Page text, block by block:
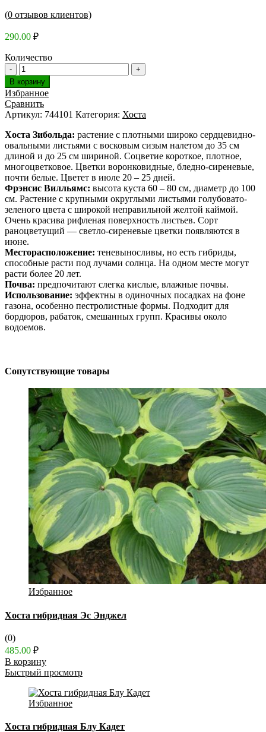
(0 отзывов клиентов)
290.00 ₽
Количество
В корзину
Избранное
Сравнить
Артикул: 744101 Категория: Хоста
Хоста Зибольда: растение с плотными широко сердцевидно-
овальными листьями с восковым сизым налетом до 35 см
длиной и до 25 см шириной. Соцветие короткое, плотное,
многоцветковое. Цветки воронковидные, бледно-сиреневые,
почти белые. Цветет в июле 20 – 25 дней.
Фрэнсис Вилльямс: высота куста 60 – 80 см, диаметр до 100
см. Растение с крупными округлыми листьями голубовато-
зеленого цвета с широкой неправильной желтой каймой.
Очень красива рифленая поверхность листьев. Сорт
раноцветущий — светло-сиреневые цветки появляются в
июне.
Месторасположение: теневыносливы, но есть гибриды,
способные расти под лучами солнца. На одном месте могут
расти более 20 лет.
Почва: предпочитают слегка кислые, влажные почвы.
Использование: эффектны в одиночных посадках на фоне
газона, особенно пестролистные формы. Подходит для
бордюров, рабаток, смешанных групп. Красивы около
водоемов.
Сопутствующие товары
Избранное
Хоста гибридная Эс Энджел
(0)
485.00 ₽
В корзину
Быстрый просмотр
Избранное
Хоста гибридная Блу Кадет